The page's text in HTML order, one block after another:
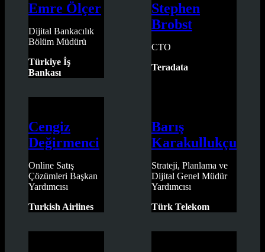
Emre Ölçer
Dijital Bankacılık
Bölüm Müdürü
Türkiye İş
Bankası
Stephen
Brobst
CTO
Teradata
Cengiz
Değirmenci
Online Satış
Çözümleri Başkan
Yardımcısı
Turkish Airlines
Barış
Karakullukçu
Strateji, Planlama ve
Dijital Genel Müdür
Yardımcısı
Türk Telekom